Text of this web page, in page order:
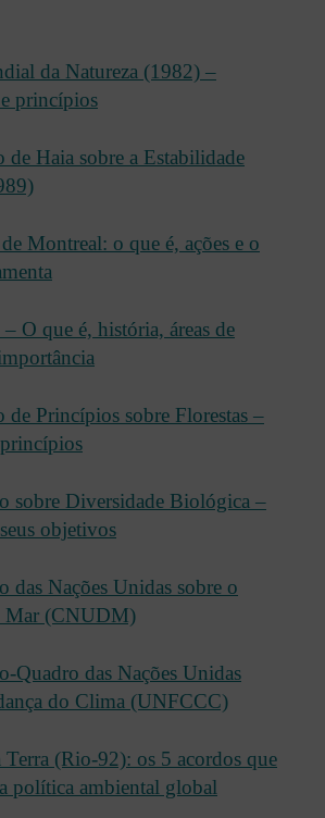
da Natureza (1982) –
princípios
de Haia sobre a Estabilidade
Montreal: o que é, ações e o
O que é, história, áreas de
de Princípios sobre Florestas –
sobre Diversidade Biológica –
objetivos
das Nações Unidas sobre o
Mar (CNUDM)
Quadro das Nações Unidas
do Clima (UNFCCC)
Terra (Rio-92): os 5 acordos que
política ambiental global